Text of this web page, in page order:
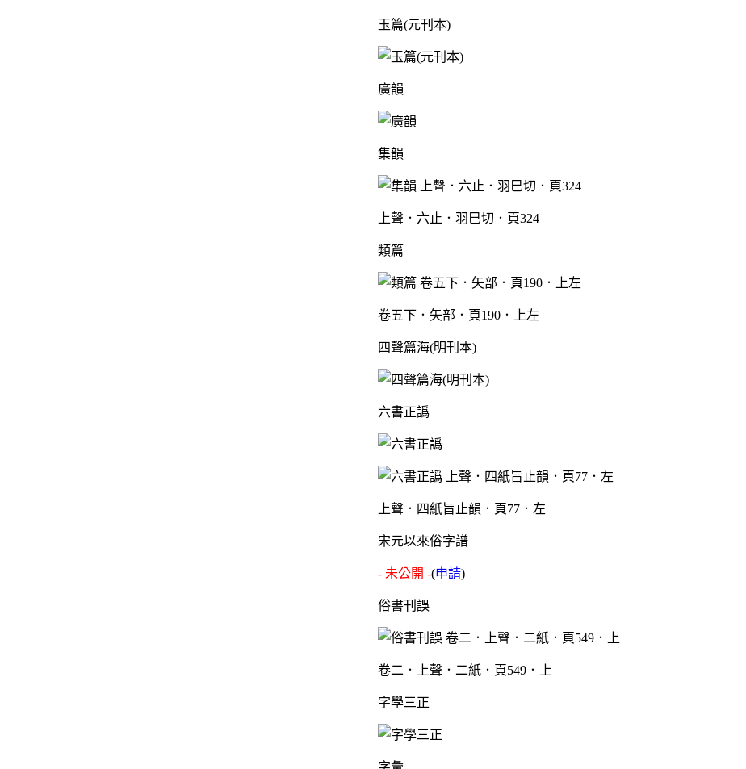
玉篇(元刊本)
廣韻
集韻
上聲．六止．羽巳切．頁324
類篇
卷五下．矢部．頁190．上左
四聲篇海(明刊本)
六書正譌
上聲．四紙旨止韻．頁77．左
宋元以來俗字譜
- 未公開 -(申請)
俗書刊誤
卷二．上聲．二紙．頁549．上
字學三正